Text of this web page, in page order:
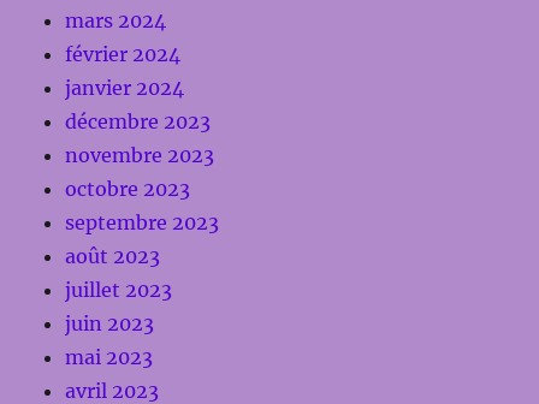
mars 2024
février 2024
janvier 2024
décembre 2023
novembre 2023
octobre 2023
septembre 2023
août 2023
juillet 2023
juin 2023
mai 2023
avril 2023